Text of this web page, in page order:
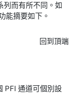
列而有所不同。如
能摘要如下。
回到頂端
PFI 通道可個別設